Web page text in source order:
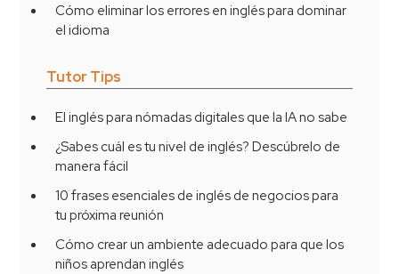
Cómo eliminar los errores en inglés para dominar
el idioma
Tutor Tips
El inglés para nómadas digitales que la IA no sabe
¿Sabes cuál es tu nivel de inglés? Descúbrelo de
manera fácil
10 frases esenciales de inglés de negocios para
tu próxima reunión
Cómo crear un ambiente adecuado para que los
niños aprendan inglés